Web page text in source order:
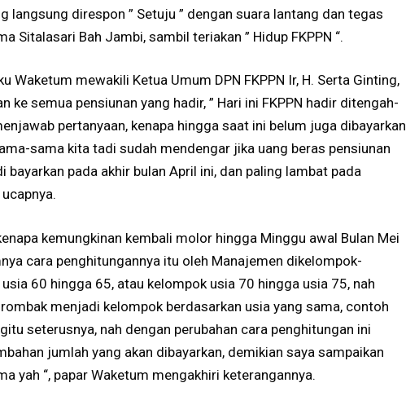
langsung direspon ” Setuju ” dengan suara lantang dan tegas
Sitalasari Bah Jambi, sambil teriakan ” Hidup FKPPN “.
Waketum mewakili Ketua Umum DPN FKPPN Ir, H. Serta Ginting,
ke semua pensiunan yang hadir, ” Hari ini FKPPN hadir ditengah-
pertanyaan, kenapa hingga saat ini belum juga dibayarkan
sama kita tadi sudah mendengar jika uang beras pensiunan
bayarkan pada akhir bulan April ini, dan paling lambat pada
kemungkinan kembali molor hingga Minggu awal Bulan Mei
cara penghitungannya itu oleh Manajemen dikelompok-
60 hingga 65, atau kelompok usia 70 hingga usia 75, nah
menjadi kelompok berdasarkan usia yang sama, contoh
seterusnya, nah dengan perubahan cara penghitungan ini
jumlah yang akan dibayarkan, demikian saya sampaikan
yah “, papar Waketum mengakhiri keterangannya.